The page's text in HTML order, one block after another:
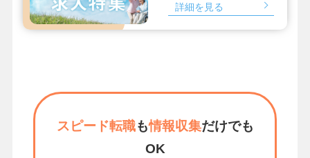
詳細を見る
スピード転職も情報収集だけでも
OK